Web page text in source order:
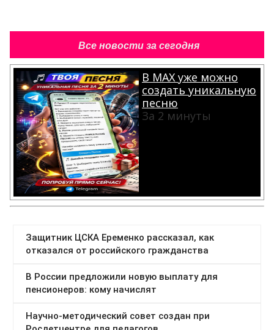
Все новости за сегодня
В MAX уже можно
создать уникальную
песню
За 2 минуты